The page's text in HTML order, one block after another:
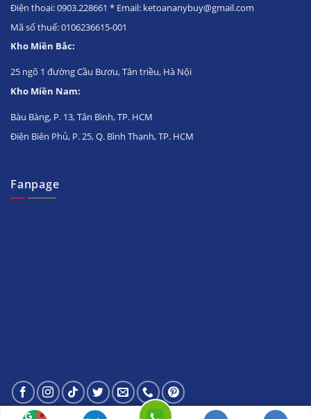
Điện thoại: 0903.228661 * Email: ketoananybuy@gmail.com
Mã số thuế: 0106236615-001
Kho Miền Bắc:
25 ngõ 1 đường Cầu Bươu, Tân triều, Hà Nội
Kho Miền Nam:
Bàu Bàng, P. 13, Tân Bình, TP. HCM
Điện Biên Phủ, P. 25, Q. Bình Thạnh, TP. HCM
Fanpage